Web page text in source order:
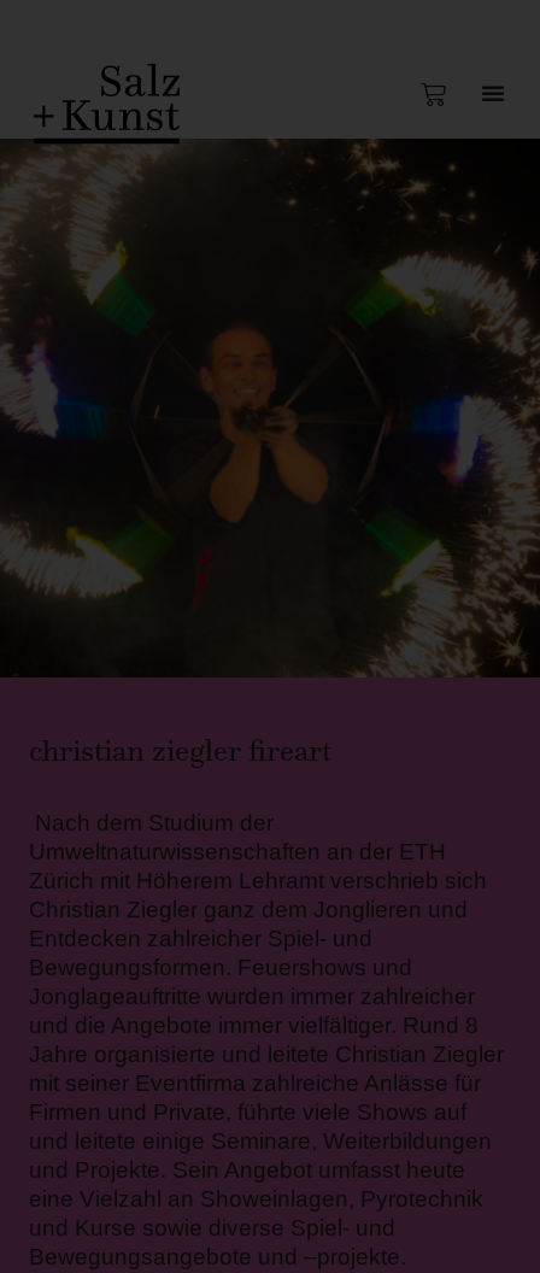
christian ziegler fireart
Nach dem Studium der
Umweltnaturwissenschaften an der ETH
Zürich mit Höherem Lehramt verschrieb sich
Christian Ziegler ganz dem Jonglieren und
Entdecken zahlreicher Spiel- und
Bewegungsformen. Feuershows und
Jonglageauftritte wurden immer zahlreicher
und die Angebote immer vielfältiger. Rund 8
Jahre organisierte und leitete Christian Ziegler
mit seiner Eventfirma zahlreiche Anlässe für
Firmen und Private, führte viele Shows auf
und leitete einige Seminare, Weiterbildungen
und Projekte. Sein Angebot umfasst heute
eine Vielzahl an Showeinlagen, Pyrotechnik
und Kurse sowie diverse Spiel- und
Bewegungsangebote und –projekte.